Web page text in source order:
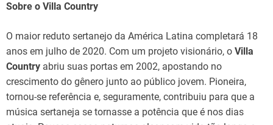
Sobre o Villa Country
O maior reduto sertanejo da América Latina completará 18
anos em julho de 2020. Com um projeto visionário, o Villa
Country abriu suas portas em 2002, apostando no
crescimento do gênero junto ao público jovem. Pioneira,
tornou-se referência e, seguramente, contribuiu para que a
música sertaneja se tornasse a potência que é nos dias